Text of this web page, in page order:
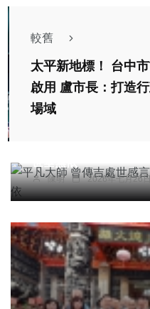
較舊
太平新地標！ 台中
啟用 盧市長：打造
場域
陳明 2026年七月26